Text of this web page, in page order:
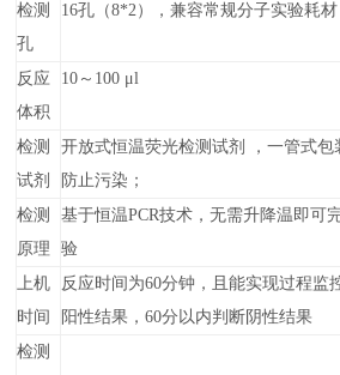
检测
孔
16孔（8*2），兼容常规分子实验耗材
反应
体积
10～100 μl
检测
试剂
开放式恒温荧光检测试剂 ，一管式
防止污染；
检测
原理
基于恒温PCR技术，无需升降温即可
验
上机
时间
反应时间为60分钟，且能实现过程监
阳性结果，60分以内判断阴性结果
检测